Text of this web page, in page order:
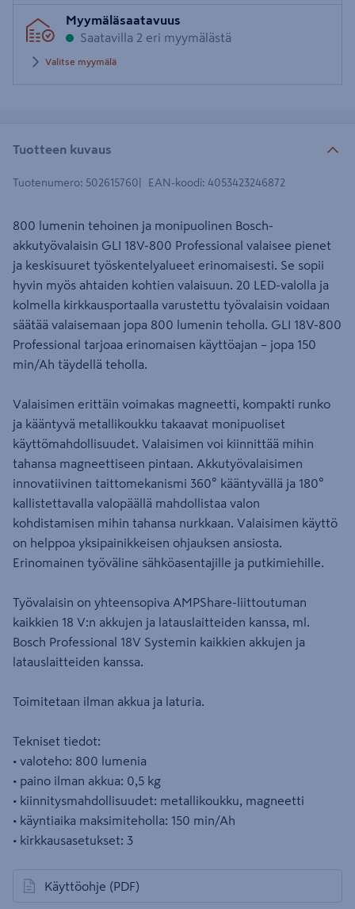
postinumero
Myymäläsaatavuus
Saatavilla 2 eri myymälästä
Valitse myymälä
Tuotteen kuvaus
Tuotenumero: 502615760 EAN-koodi: 4053423246872
800 lumenin tehoinen ja monipuolinen Bosch-
akkutyövalaisin GLI 18V-800 Professional valaisee pienet
ja keskisuuret työskentelyalueet erinomaisesti. Se sopii
hyvin myös ahtaiden kohtien valaisuun. 20 LED-valolla ja
kolmella kirkkausportaalla varustettu työvalaisin voidaan
säätää valaisemaan jopa 800 lumenin teholla. GLI 18V-800
Professional tarjoaa erinomaisen käyttöajan – jopa 150
min/Ah täydellä teholla.
Valaisimen erittäin voimakas magneetti, kompakti runko
ja kääntyvä metallikoukku takaavat monipuoliset
käyttömahdollisuudet. Valaisimen voi kiinnittää mihin
tahansa magneettiseen pintaan. Akkutyövalaisimen
innovatiivinen taittomekanismi 360° kääntyvällä ja 180°
kallistettavalla valopäällä mahdollistaa valon
kohdistamisen mihin tahansa nurkkaan. Valaisimen käyttö
on helppoa yksipainikkeisen ohjauksen ansiosta.
Erinomainen työväline sähköasentajille ja putkimiehille.
Työvalaisin on yhteensopiva AMPShare-liittoutuman
kaikkien 18 V:n akkujen ja latauslaitteiden kanssa, ml.
Bosch Professional 18V Systemin kaikkien akkujen ja
latauslaitteiden kanssa.
Toimitetaan ilman akkua ja laturia.
Tekniset tiedot:
• valoteho: 800 lumenia
• paino ilman akkua: 0,5 kg
• kiinnitysmahdollisuudet: metallikoukku, magneetti
• käyntiaika maksimiteholla: 150 min/Ah
• kirkkausasetukset: 3
Käyttöohje (PDF)
avautuu uuteen välilehteen